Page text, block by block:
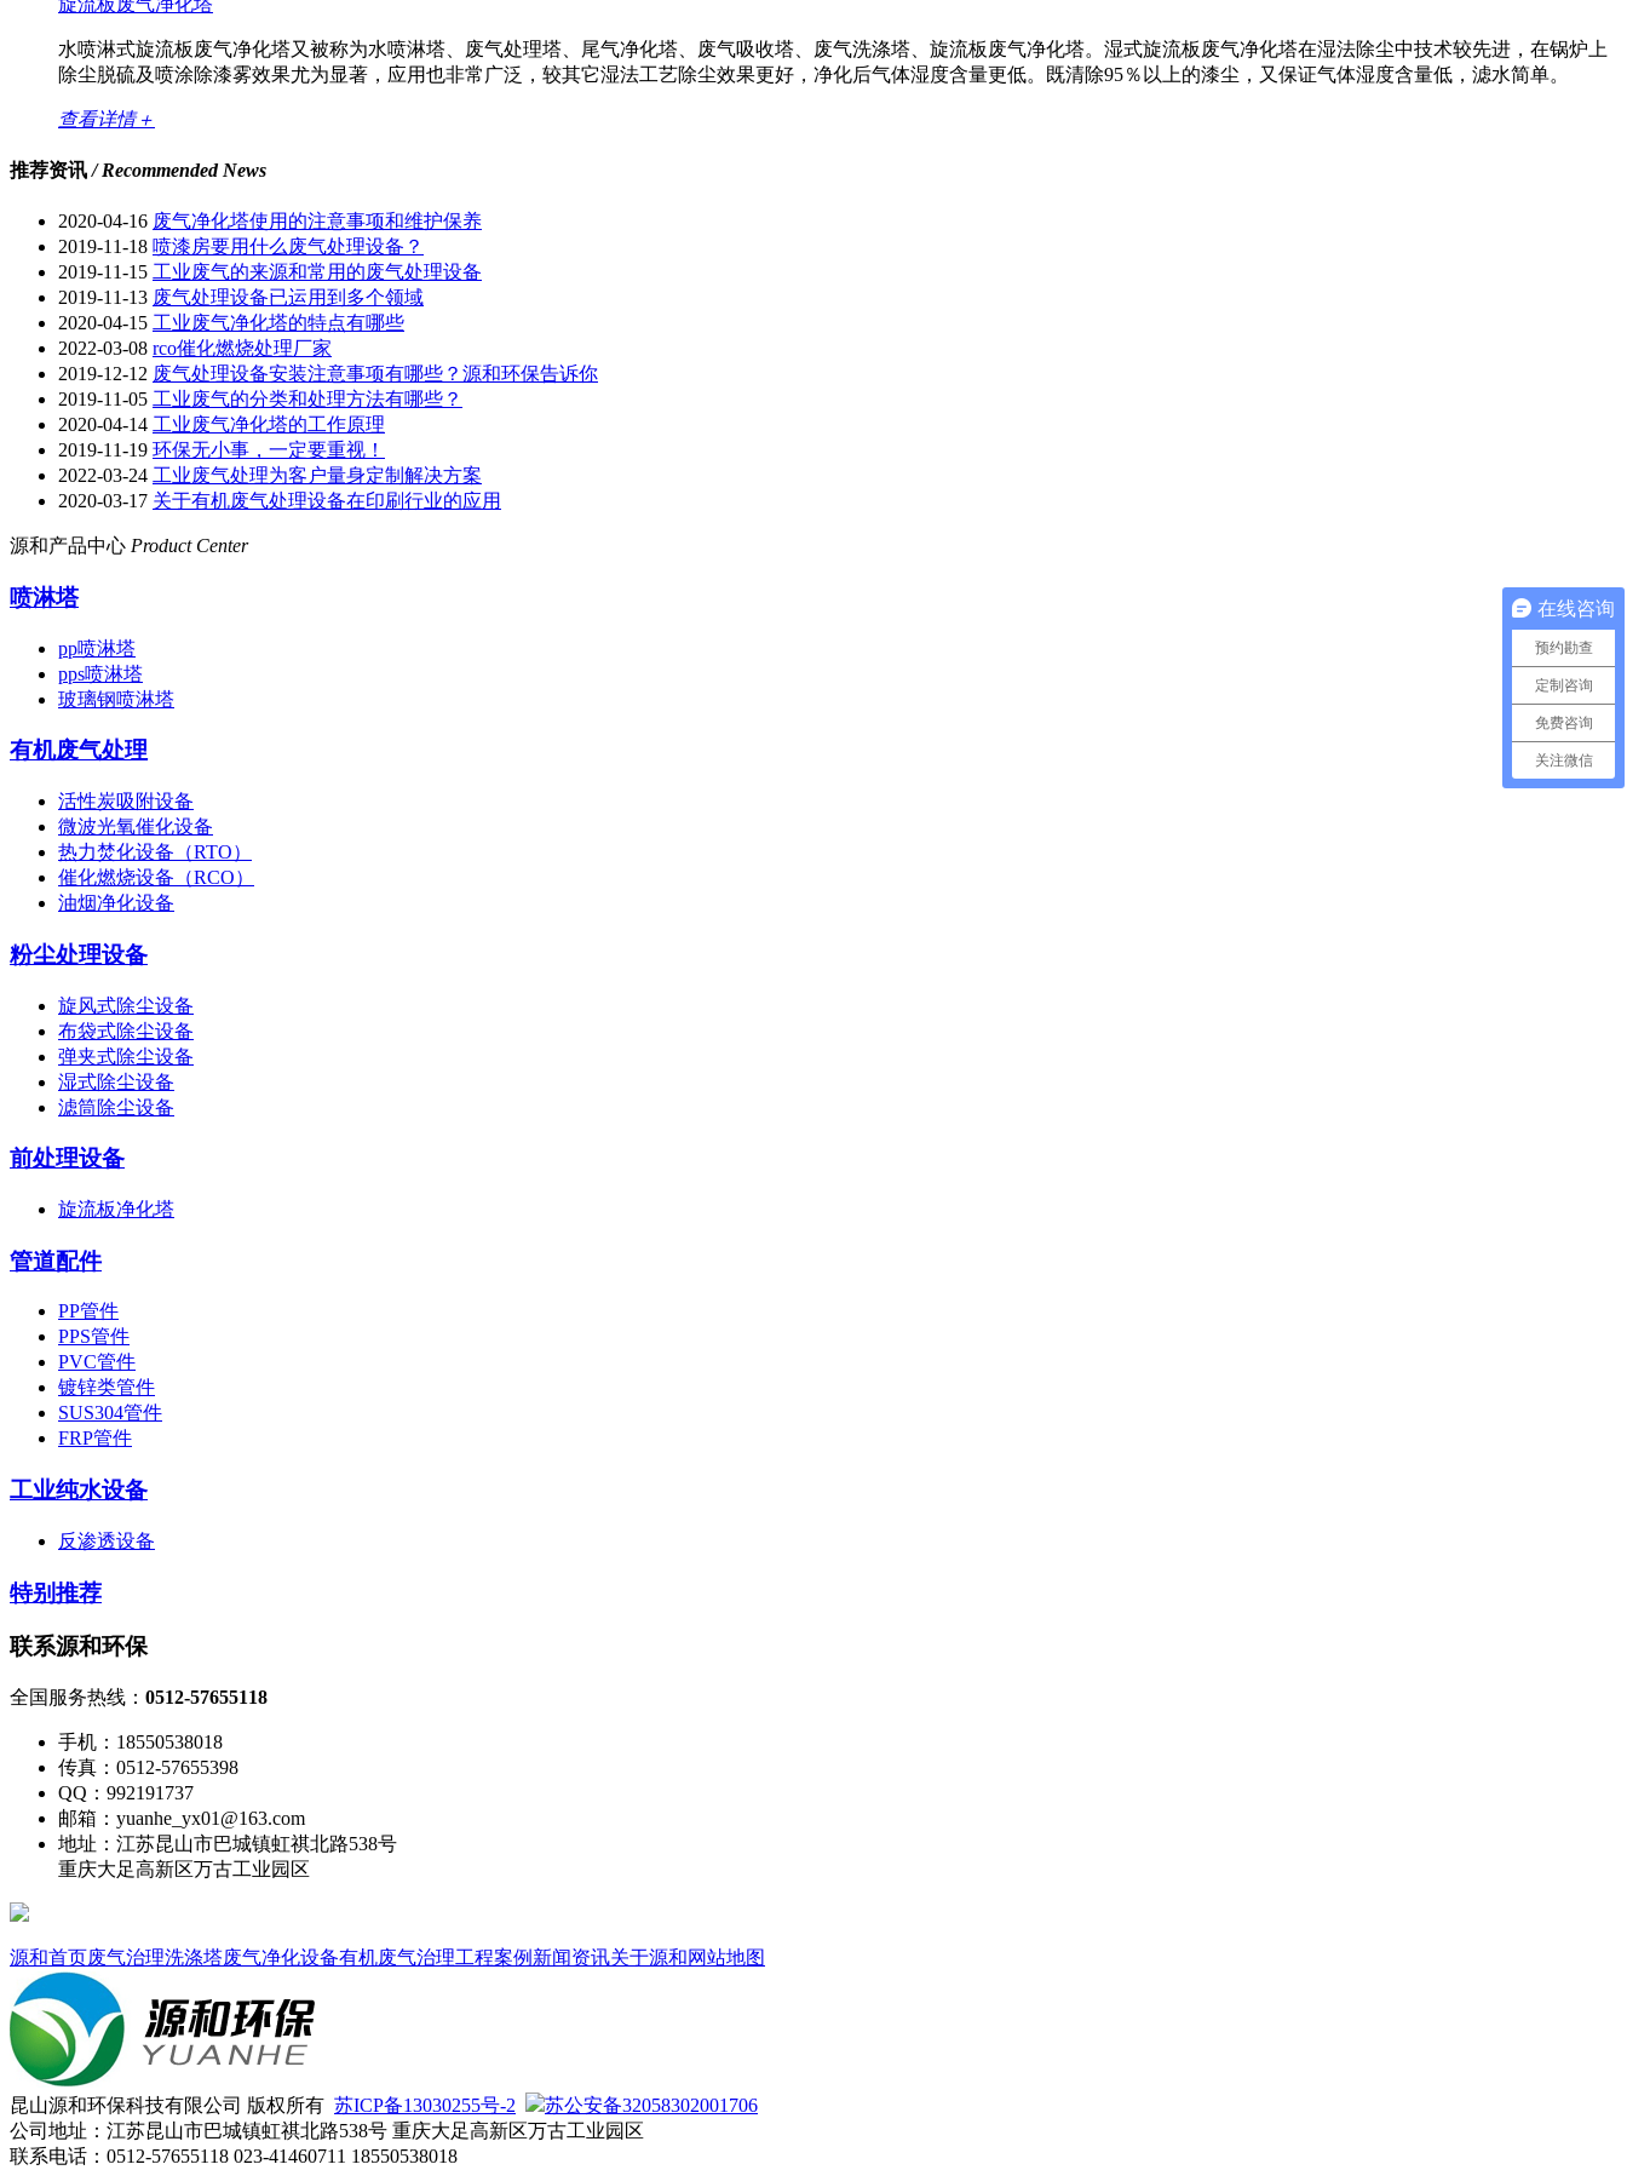
水喷淋式旋流板废气净化塔又被称为水喷淋塔、废气处理塔、尾气净化塔、废气吸收塔、废气洗涤塔、旋流板废气净化塔。湿式旋流板废气净化塔在湿法除尘中技术较先进，在锅炉上
除尘脱硫及喷涂除漆雾效果尤为显著，应用也非常广泛，较其它湿法工艺除尘效果更好，净化后气体湿度含量更低。既清除95％以上的漆尘，又保证气体湿度含量低，滤水简单。
查看详情＋
推荐资讯/ Recommended News
2020-04-16 废气净化塔使用的注意事项和维护保养
2019-11-18 喷漆房要用什么废气处理设备？
2019-11-15 工业废气的来源和常用的废气处理设备
2019-11-13 废气处理设备已运用到多个领域
2020-04-15 工业废气净化塔的特点有哪些
2022-03-08 rco催化燃烧处理厂家
2019-12-12 废气处理设备安装注意事项有哪些？源和环保告诉你
2019-11-05 工业废气的分类和处理方法有哪些？
2020-04-14 工业废气净化塔的工作原理
2019-11-19 环保无小事，一定要重视！
2022-03-24 工业废气处理为客户量身定制解决方案
2020-03-17 关于有机废气处理设备在印刷行业的应用
源和产品中心 Product Center
喷淋塔
pp喷淋塔
pps喷淋塔
玻璃钢喷淋塔
有机废气处理
活性炭吸附设备
微波光氧催化设备
热力焚化设备（RTO）
催化燃烧设备（RCO）
油烟净化设备
粉尘处理设备
旋风式除尘设备
布袋式除尘设备
弹夹式除尘设备
湿式除尘设备
滤筒除尘设备
前处理设备
旋流板净化塔
管道配件
PP管件
PPS管件
PVC管件
镀锌类管件
SUS304管件
FRP管件
工业纯水设备
反渗透设备
特别推荐
联系源和环保
全国服务热线： 0512-57655118
手机：18550538018
传真：0512-57655398
QQ：992191737
邮箱：yuanhe_yx01@163.com
地址：江苏昆山市巴城镇虹祺北路538号
重庆大足高新区万古工业园区
源和首页废气治理洗涤塔废气净化设备有机废气治理工程案例 新闻资讯关于源和网站地图
昆山源和环保科技有限公司 版权所有 苏ICP备13030255号-2
苏公安备32058302001706
公司地址：江苏昆山市巴城镇虹祺北路538号 重庆大足高新区万古工业园区
联系电话：0512-57655118 023-41460711 18550538018
在线咨询
预约勘查
定制咨询
免费咨询
关注微信